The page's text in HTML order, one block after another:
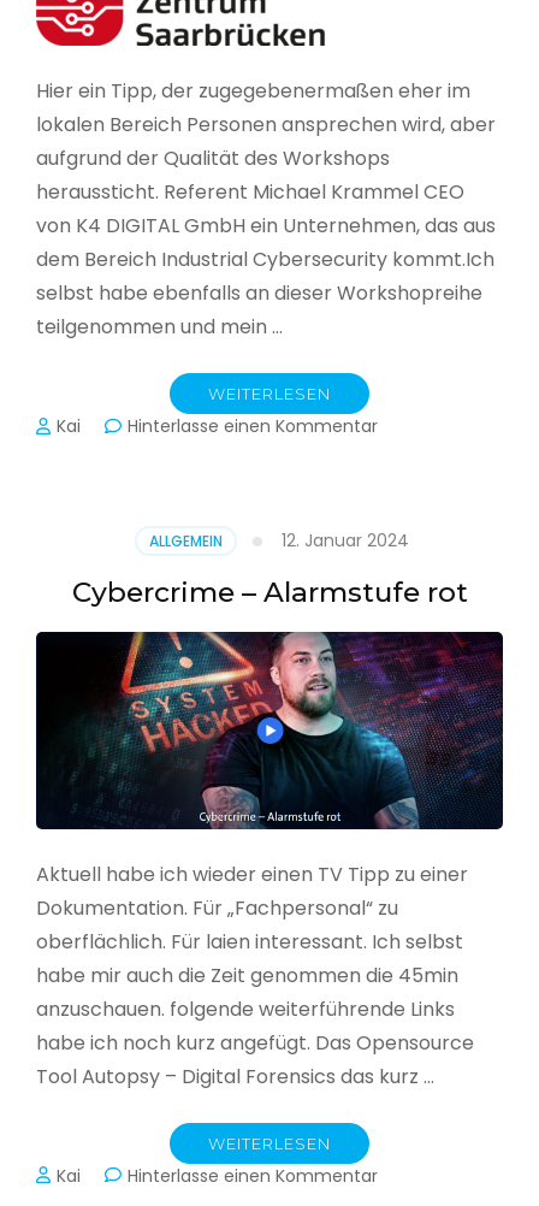
Hier ein Tipp, der zugegebenermaßen eher im
lokalen Bereich Personen ansprechen wird, aber
aufgrund der Qualität des Workshops
heraussticht. Referent Michael Krammel CEO
von K4 DIGITAL GmbH ein Unternehmen, das aus
dem Bereich Industrial Cybersecurity kommt.Ich
selbst habe ebenfalls an dieser Workshopreihe
teilgenommen und mein …
WEITERLESEN
Kai Hinterlasse einen Kommentarzu
Produktion
ALLGEMEIN 12. Januar 2024
Cybercrime – Alarmstufe rot
Aktuell habe ich wieder einen TV Tipp zu einer
Dokumentation. Für „Fachpersonal“ zu
oberflächlich. Für laien interessant. Ich selbst
habe mir auch die Zeit genommen die 45min
anzuschauen. folgende weiterführende Links
habe ich noch kurz angefügt. Das Opensource
Tool Autopsy – Digital Forensics das kurz …
WEITERLESEN
Kai Hinterlasse einen Kommentarzu